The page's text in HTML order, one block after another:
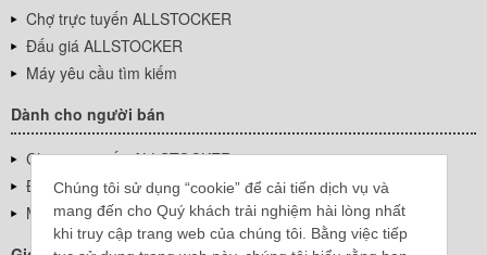
Chúng tôi sử dụng “cookie” để cải tiến dịch vụ và
mang đến cho Quý khách trải nghiệm hài lòng nhất
khi truy cập trang web của chúng tôi. Bằng việc tiếp
Chợ trực tuyến ALLSTOCKER
Đấu giá ALLSTOCKER
Máy yêu cầu tìm kiếm
Dành cho người bán
Chợ trực tuyến ALLSTOCKER
Đấu giá ALLSTOCKER
Máy yêu cầu tìm kiếm